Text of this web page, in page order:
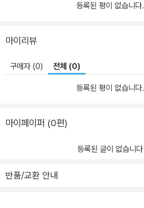
등록된 평이 없습니다.
마이리뷰
구매자 (0) 전체 (0)
등록된 평이 없습니다.
마이페이퍼 (0편)
등록된 글이 없습니다
반품/교환 안내